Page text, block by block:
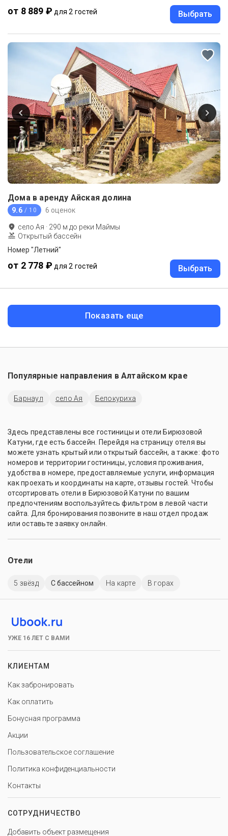
от 8 889 ₽ для 2 гостей Выбрать
Дома в аренду Айская долина
9.6 / 10 6 оценок
село Ая · 290 м до реки Маймы
Открытый бассейн
Номер "Летний"
от 2 778 ₽ для 2 гостей Выбрать
Показать еще
Популярные направления в Алтайском крае
Барнаул село Ая Белокуриха
Здесь представлены все гостиницы и отели Бирюзовой
Катуни, где есть бассейн. Перейдя на страницу отеля вы
можете узнать крытый или открытый бассейн, а также: фото
номеров и территории гостиницы, условия проживания,
удобства в номере, предоставляемые услуги, информация
как проехать и координаты на карте, отзывы гостей. Чтобы
отсортировать отели в Бирюзовой Катуни по вашим
предпочтениям воспользуйтесь фильтром в левой части
сайта. Для бронирования позвоните в наш отдел продаж
или оставьте заявку онлайн.
Отели
5 звёзд C бассейном На карте В горах
УЖЕ 16 ЛЕТ С ВАМИ
КЛИЕНТАМ
Как забронировать
Как оплатить
Бонусная программа
Акции
Пользовательское соглашение
Политика конфиденциальности
Контакты
СОТРУДНИЧЕСТВО
Добавить объект размещения